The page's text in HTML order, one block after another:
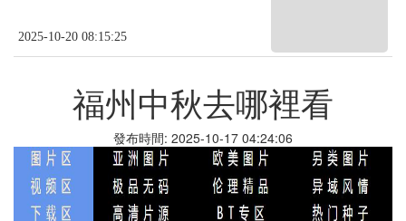
2025-10-20 08:15:25
福州中秋去哪裡看
發布時間: 2025-10-17 04:24:06